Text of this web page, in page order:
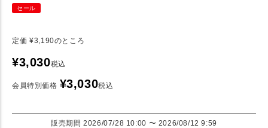
セール
定価 ¥3,190のところ
¥3,030税込
会員特別価格 ¥3,030税込
販売期間 2026/07/28 10:00 〜 2026/08/12 9:59